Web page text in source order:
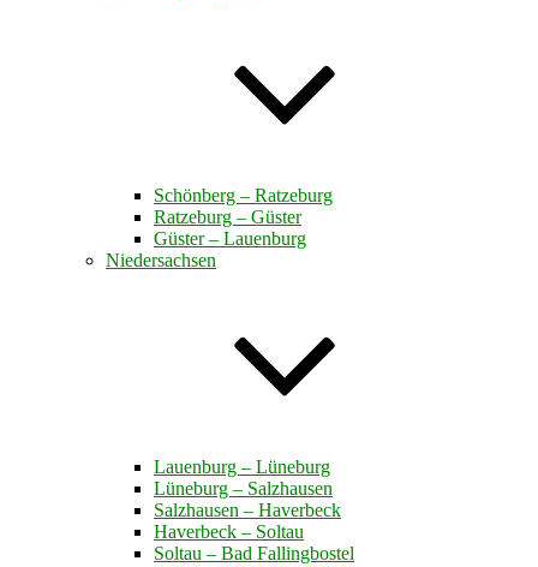
Schönberg – Ratzeburg
Ratzeburg – Güster
Güster – Lauenburg
Niedersachsen
Lauenburg – Lüneburg
Lüneburg – Salzhausen
Salzhausen – Haverbeck
Haverbeck – Soltau
Soltau – Bad Fallingbostel